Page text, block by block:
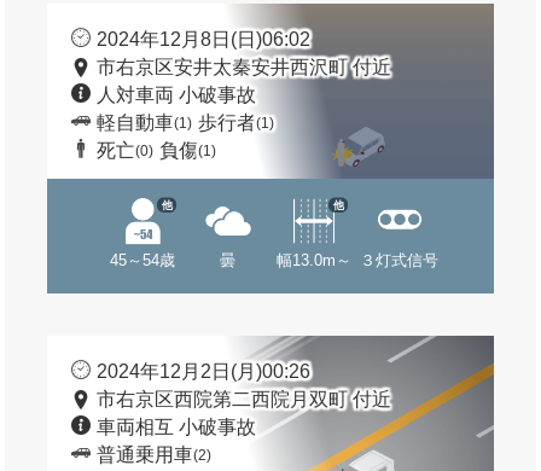
2024年12月8日(日)06:02
市右京区安井太秦安井西沢町 付近
人対車両 小破事故
軽自動車(1) 歩行者(1)
死亡(0) 負傷(1)
45～54歳
他
曇 幅13.0m～
他
３灯式信号
2024年12月2日(月)00:26
市右京区西院第二西院月双町 付近
車両相互 小破事故
普通乗用車(2)